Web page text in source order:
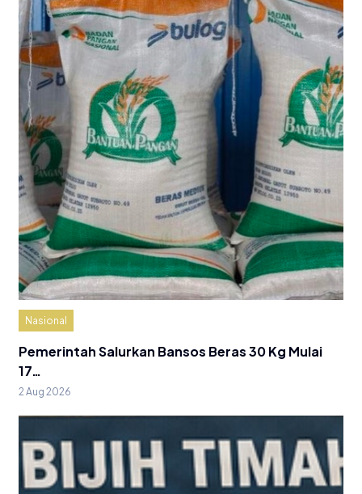
Nasional
Pemerintah Salurkan Bansos Beras 30 Kg Mulai
17…
2 Aug 2026